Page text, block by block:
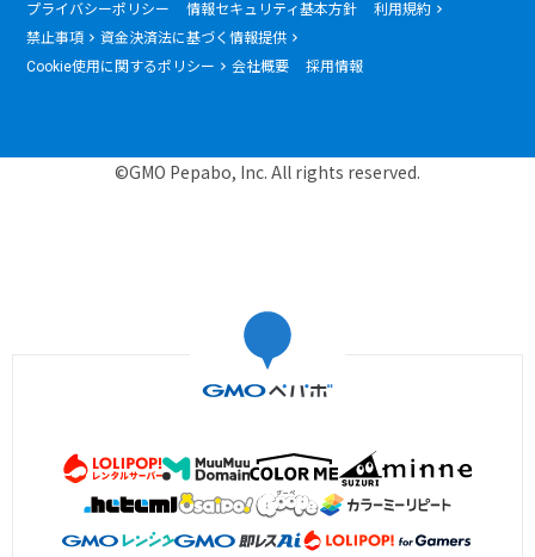
プライバシーポリシー 情報セキュリティ基本方針
利用規約
禁止事項
資金決済法に基づく情報提供
Cookie使用に関するポリシー
会社概要 採用情報
©GMO Pepabo, Inc. All rights reserved.